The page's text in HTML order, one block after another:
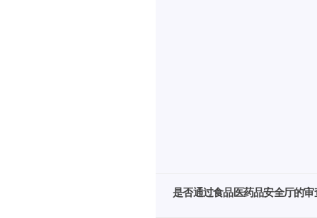
是否通过食品医药品安全厅的审